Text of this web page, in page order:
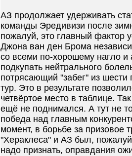
АЗ продолжает удерживать
команды Эредивизи после
пожалуй, это главный фактор
Джона ван ден Брома
со всеми по-хорошему нагло и
подкупать нейтрального
потрясающий "забег" из
тур. Это в результате
четвёртое место в таблице.
ещё не поднимался. А тут не
победа над главным
момент, в борьбе за призовое
"Хераклеса" и АЗ был,
надо признать, оправдания